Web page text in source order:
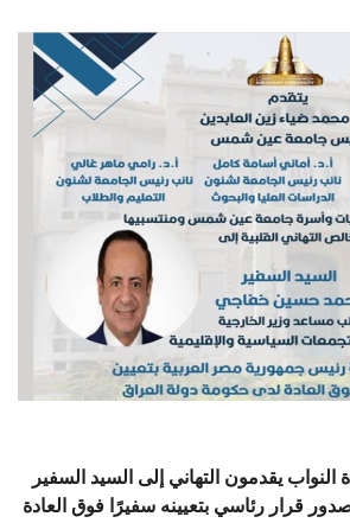
يقدمون التهاني إلى السيد السفير
قرار رئاسي بتعيينه سفيرًا فوق العادة